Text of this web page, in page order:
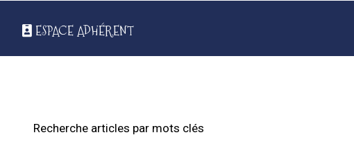
ESPACE ADHÉRENT
Recherche articles par mots clés